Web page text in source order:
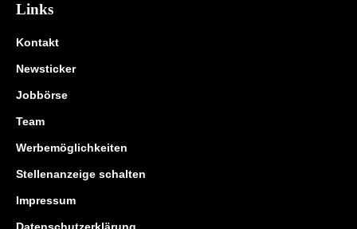
Links
Kontakt
Newsticker
Jobbörse
Team
Werbemöglichkeiten
Stellenanzeige schalten
Impressum